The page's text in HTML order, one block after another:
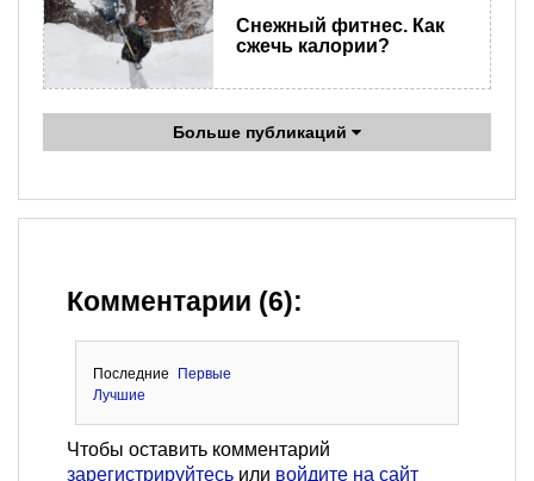
Снежный фитнес. Как
сжечь калории?
Больше публикаций
Комментарии (6):
Последние
Первые
Лучшие
Чтобы оставить комментарий
зарегистрируйтесь или войдите на сайт